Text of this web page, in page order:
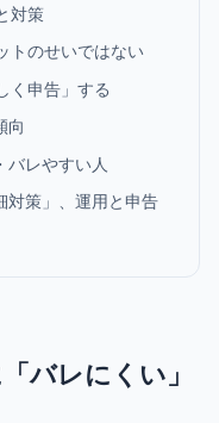
対策
トのせいではない
く申告」する
向
レやすい人
対策」、運用と申告
バレにくい」